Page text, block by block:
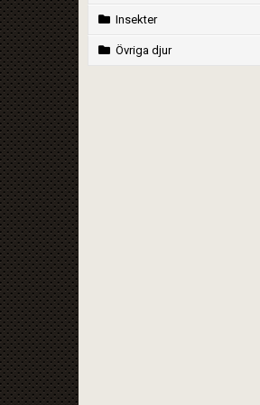
Insekter
Övriga djur